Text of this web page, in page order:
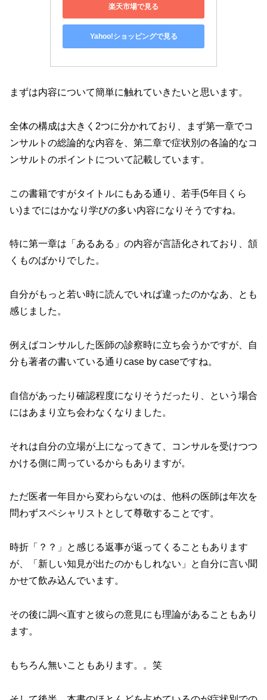
楽天市場で見る
Yahoo!ショッピングで見る
まずは内容について簡単に触れていきたいと思います。
全体の構成は大きく2つに分かれており、まず第一章でコ
ンサルトの総論的な内容を、第二章で症状別の各論的なコ
ンサルトのポイントについて記載しています。
この書籍ですがタイトルにもある通り、若手(5年目くら
い)までにはかなり学びの多い内容になりそうですね。
特に第一章は「あるある」の内容が言語化されており、頷
くものばかりでした。
自分がもっと若い時に読んでいれば違ったのかなあ、とも
感じました。
例えばコンサルした医師の診察時に立ち会うかですが、自
分も著者の書いている通りcase by caseですね。
自信があったり確認程度になりそうだったり、という場合
にはあまり立ち会わなくなりました。
それは自分の立場が上になってきて、コンサルを受けつつ
かける側に周っているからもありますが。
ただ医者一年目から変わらないのは、他科の医師は年次を
問わずスペシャリストとして尊敬することです。
時折「？？」と感じる返事が返ってくることもあります
が、「新しい知見が出たのかもしれない」と自分に言い聞
かせて飲み込んでいます。
その後に調べ直すと彼らの意見にも理論があることもあり
ます。
もちろん無いこともあります。。笑